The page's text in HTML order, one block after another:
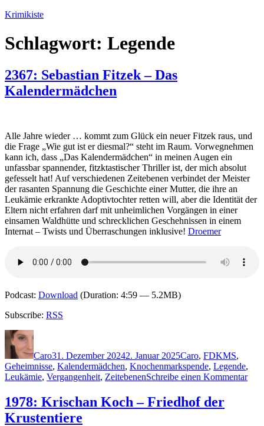
Zum
springen
Krimikiste
Schlagwort: Legende
2367: Sebastian Fitzek – Das
Kalendermädchen
Alle Jahre wieder … kommt zum Glück ein neuer Fitzek raus, und
die Frage „Wie gut ist er diesmal?“ steht im Raum. Vorwegnehmen
kann ich, dass „Das Kalendermädchen“ in meinen Augen ein
unfassbar spannender, fitzktastischer Thriller ist, der mich absolut
gefesselt hat! Auf verschiedenen Zeitebenen verbindet der Meister
der rasanten Spannung die Geschichte einer Mutter, die ihre an
Leukämie erkrankte Adoptivtochter retten will, aber die Identität der
Eltern nicht erfahren darf mit unheimlichen Vorgängen in einer
einsamen Waldhütte und schrecklichen Geschehnissen in einem
Internat – Twists und Überraschungen inklusive! Droemer
Podcast: Download (Duration: 4:59 — 5.2MB)
Subscribe: RSS
Autor
Caro31. Dezember 20242. Januar 2025Caro, FDKMS,
Geheimnisse, Kalendermädchen, Knochenmarkspende, Legende,
Leukämie, Vergangenheit, ZeitebenenSchreibe einen Kommentarzu
1978: Krischan Koch – Friedhof der
Krustentiere